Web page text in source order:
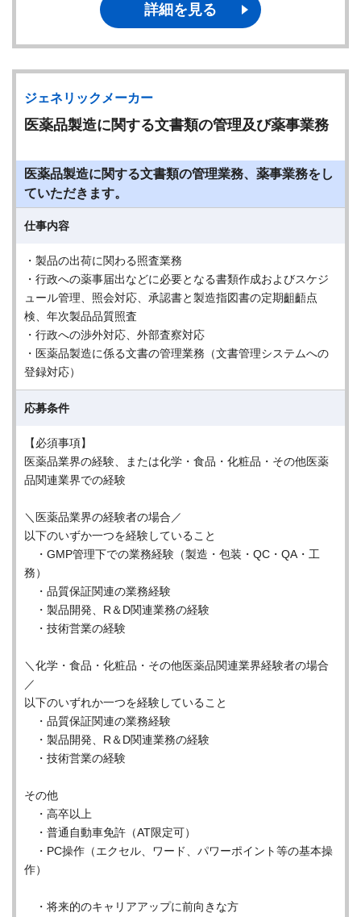
詳細を見る
ジェネリックメーカー
医薬品製造に関する文書類の管理及び薬事業務
医薬品製造に関する文書類の管理業務、薬事業務をし
ていただきます。
仕事内容
・製品の出荷に関わる照査業務
・行政への薬事届出などに必要となる書類作成およびスケジ
ュール管理、照会対応、承認書と製造指図書の定期齟齬点
検、年次製品品質照査
・行政への渉外対応、外部査察対応
・医薬品製造に係る文書の管理業務（文書管理システムへの
登録対応）
応募条件
【必須事項】
医薬品業界の経験、または化学・食品・化粧品・その他医薬
品関連業界での経験
＼医薬品業界の経験者の場合／
以下のいずか一つを経験していること
・GMP管理下での業務経験（製造・包装・QC・QA・工
務）
・品質保証関連の業務経験
・製品開発、R＆D関連業務の経験
・技術営業の経験
＼化学・食品・化粧品・その他医薬品関連業界経験者の場合
／
以下のいずれか一つを経験していること
・品質保証関連の業務経験
・製品開発、R＆D関連業務の経験
・技術営業の経験
その他
・高卒以上
・普通自動車免許（AT限定可）
・PC操作（エクセル、ワード、パワーポイント等の基本操
作）
・将来的のキャリアアップに前向きな方